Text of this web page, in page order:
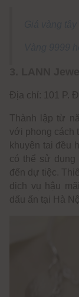
Địa chỉ: 101 P.
Thành lập từ
với phong cách
khuyên tai đều
có thể sử dụng
đến dự tiệc.
dịch vụ hậu
dấu ấn tại Hà